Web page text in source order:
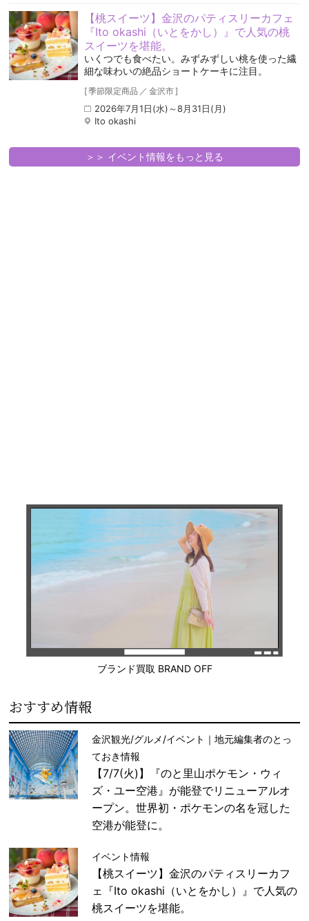
【桃スイーツ】金沢のパティスリーカフェ
『Ito okashi（いとをかし）』で人気の桃
スイーツを堪能。
いくつでも食べたい。みずみずしい桃を使った繊
細な味わいの絶品ショートケーキに注目。
[季節限定商品 ／ 金沢市]
2026年7月1日(水)～8月31日(月)
Ito okashi
＞＞ イベント情報をもっと見る
ブランド買取 BRAND OFF
おすすめ情報
金沢観光/グルメ/イベント｜地元編集者のとっ
ておき情報
【7/7(火)】『のと里山ポケモン・ウィ
ズ・ユー空港』が能登でリニューアルオ
ープン。世界初・ポケモンの名を冠した
空港が能登に。
イベント情報
【桃スイーツ】金沢のパティスリーカフ
ェ『Ito okashi（いとをかし）』で人気の
桃スイーツを堪能。